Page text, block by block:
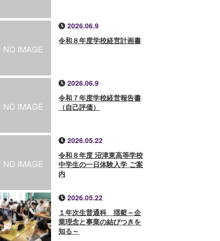
2026.06.9
令和８年度学校経営計画書
2026.06.9
令和７年度学校経営報告書
（自己評価）
2026.05.22
令和８年度 沼津東高等学校
中学生の一日体験入学 ご案
内
2026.05.22
１年次生普通科 揺籃～企
業理念と事業の結びつきを
知る～